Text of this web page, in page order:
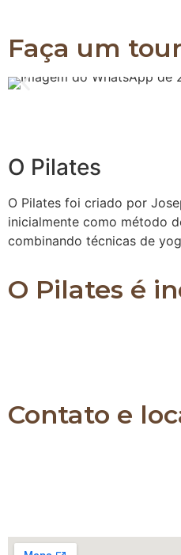
Faça um
O Pilates
O Pilates foi criado por
inicialmente como método
combinando técnicas de
O Pilates é
Contato e